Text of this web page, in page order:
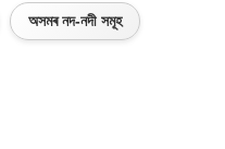
অসমৰ নদ-নদী সমূহ